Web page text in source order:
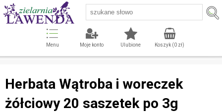
Menu Moje konto Ulubione Koszyk (0zł)
Herbata Wątroba i woreczek
żółciowy 20 saszetek po 3g